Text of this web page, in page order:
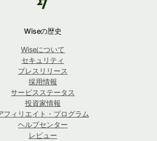
Wiseの歴史
Wiseについて
セキュリティ
プレスリリース
採用情報
サービスステータス
投資家情報
フィリエイト・プログラム
ヘルプセンター
レビュー